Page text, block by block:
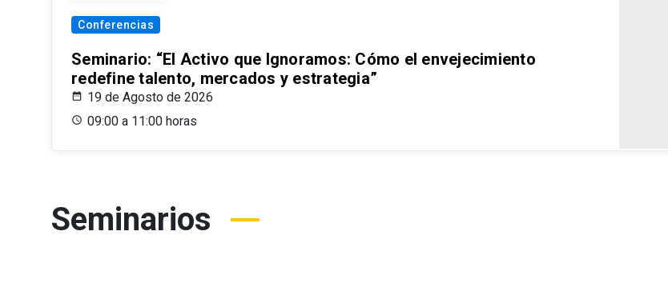
Conferencias
Seminario: “El Activo que Ignoramos: Cómo el envejecimiento
redefine talento, mercados y estrategia”
19 de Agosto de 2026
09:00 a 11:00 horas
Seminarios